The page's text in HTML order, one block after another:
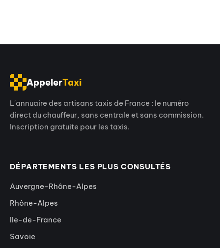
AppelerTaxi
L'annuaire des artisans taxis de France : le numéro
direct du chauffeur, sans centrale et sans commission.
Inscription gratuite pour les taxis.
DÉPARTEMENTS LES PLUS CONSULTÉS
Auvergne-Rhône-Alpes
Rhône-Alpes
Ile-de-France
Savoie